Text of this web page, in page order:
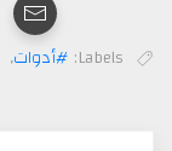
Labels: #أدوات,